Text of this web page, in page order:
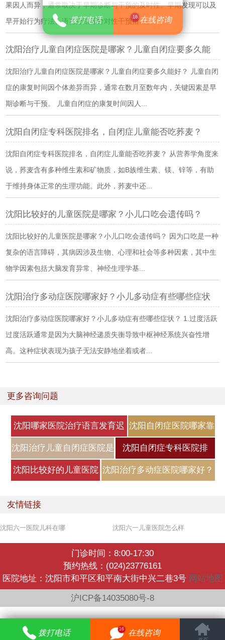
果因人而异，通常取决于早期诊断与干预的及时性。早期发现可以及
早开始行为疗法、语言疗法等针对性干预措...
沈阳治疗儿童自闭症医院是哪家？儿童自闭症要多久能
沈阳治疗儿童自闭症医院是哪家？儿童自闭症要多久能好？ 儿童自闭
症的康复时间因个体差异而异，通常在数月至数年内，关键因素是早
期诊断与干预。 儿童自闭症的康复时间因人...
沈阳自闭症专科医院排名，自闭症儿童能否吃荞麦？
沈阳自闭症专科医院排名，自闭症儿童能否吃荞麦？ 从营养学角度来
说，荞麦含有多种维生素和矿物质，如B族维生素、镁、锌等，有助
于维持身体正常的生理功能。此外，荞麦中还...
沈阳比较好的儿童医院是哪家？小儿口吃会遗传吗？
沈阳比较好的儿童医院是哪家？小儿口吃会遗传吗？ 因为口吃是一种
复杂的语言障碍，其病因涉及生物、心理和社会等多种因素，其中生
物学因素包括大脑发育异常、神经生理学基...
沈阳治疗多动症医院哪家好？小儿多动症有些哪些症状
沈阳治疗多动症医院哪家好？小儿多动症有些哪些症状？ 1.过度活跃
过度活跃通常是因为大脑神经递质失衡导致中枢神经系统兴奋性增
高。这种症状表现为孩子无法安静地坐着或者...
更多咨询问题
沈阳哪家医院治疗语言发育迟
缓好
沈阳自闭症医院哪家靠
谱？自闭症
沈阳治疗儿童自闭症医院是
哪家？
沈阳自闭症专科医院排
名，自闭症
沈阳比较好的儿童医院 沈阳治疗多动症医院哪家好？
友情链接
沈阳六一医院儿科在哪 沈阳六一儿童医院怎么样
门诊时间：8:00-17:30
预约热线：(024)23776161
医院地址：沈阳市和平区和平南大街中兴二巷3号 网站地图
沪ICP备14035080号-8
拨打电话 16 在线咨询
拨打电话 16 在线咨询